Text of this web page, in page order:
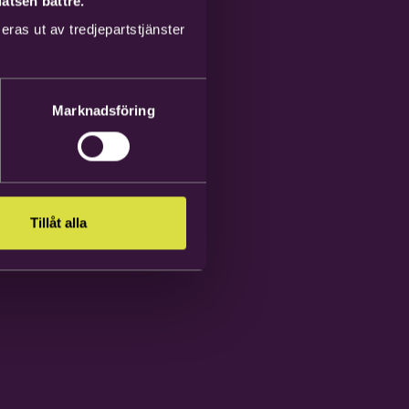
ut av tredjepartstjänster
Marknadsföring
Tillåt alla